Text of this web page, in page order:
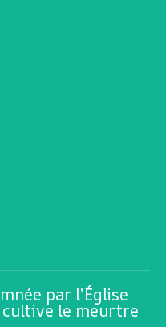
par l’Église
le meurtre